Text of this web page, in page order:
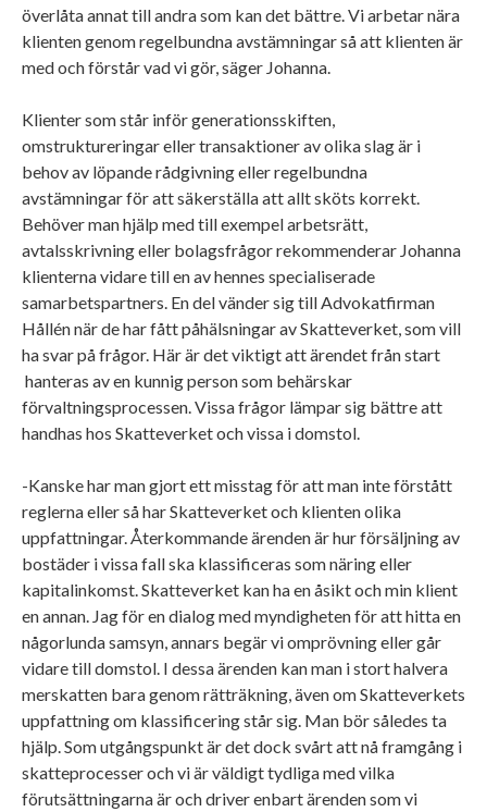
överlåta annat till andra som kan det bättre. Vi arbetar nära
klienten genom regelbundna avstämningar så att klienten är
med och förstår vad vi gör, säger Johanna.
Klienter som står inför generationsskiften,
omstruktureringar eller transaktioner av olika slag är i
behov av löpande rådgivning eller regelbundna
avstämningar för att säkerställa att allt sköts korrekt.
Behöver man hjälp med till exempel arbetsrätt,
avtalsskrivning eller bolagsfrågor rekommenderar Johanna
klienterna vidare till en av hennes specialiserade
samarbetspartners. En del vänder sig till Advokatfirman
Hållén när de har fått påhälsningar av Skatteverket, som vill
ha svar på frågor. Här är det viktigt att ärendet från start
hanteras av en kunnig person som behärskar
förvaltningsprocessen. Vissa frågor lämpar sig bättre att
handhas hos Skatteverket och vissa i domstol.
-Kanske har man gjort ett misstag för att man inte förstått
reglerna eller så har Skatteverket och klienten olika
uppfattningar. Återkommande ärenden är hur försäljning av
bostäder i vissa fall ska klassificeras som näring eller
kapitalinkomst. Skatteverket kan ha en åsikt och min klient
en annan. Jag för en dialog med myndigheten för att hitta en
någorlunda samsyn, annars begär vi omprövning eller går
vidare till domstol. I dessa ärenden kan man i stort halvera
merskatten bara genom rätträkning, även om Skatteverkets
uppfattning om klassificering står sig. Man bör således ta
hjälp. Som utgångspunkt är det dock svårt att nå framgång i
skatteprocesser och vi är väldigt tydliga med vilka
förutsättningarna är och driver enbart ärenden som vi